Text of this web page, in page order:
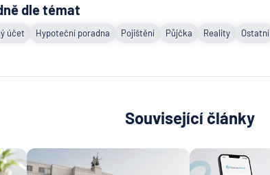
dle témat
účet Hypoteční poradna Pojištění Půjčka Reality Ostatní
Související články